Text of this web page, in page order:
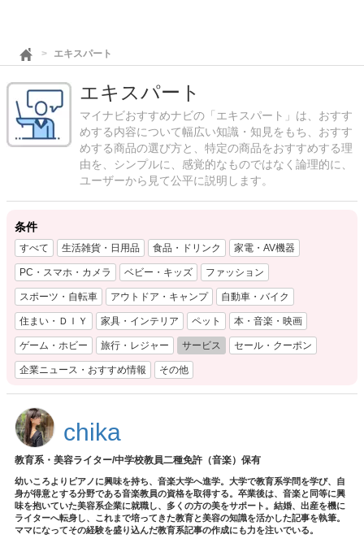
エキスパート
エキスパート
マイナビおすすめナビの「エキスパート」は、おすす
めする内容について幅広い知識・知見をもち、おすす
めする商品の選び方と、特定の商品をおすすめする理
由を、シンプルに、感覚的なものではなく論理的に、
ユーザーから見て公平に説明します。
条件
すべて 生活雑貨・日用品 食品・ドリンク 家電・AV機器
PC・スマホ・カメラ ベビー・キッズ ファッション
スポーツ・自転車 アウトドア・キャンプ 自動車・バイク
住まい・ＤＩＹ 家具・インテリア ペット 本・音楽・映画
ゲーム・ホビー 旅行・レジャー サービス セール・クーポン
企業ニュース・おすすめ情報 その他
chika
教育系・美容ライター/中学校教員二種免許（音楽）保有
幼いころよりピアノに興味を持ち、音楽大学へ進学。大学で教育系学問を学び、自
身が得意とする分野である音楽教員の資格を取得する。卒業後は、音楽と同等に興
味を抱いていた美容系企業に就職し、多くの方の美をサポート。結婚、出産を機に
ライターへ転身し、これまで培ってきた教育と美容の知識を活かした記事を執筆。
ママになってその経験を盛り込んだ教育系記事の作成にも力を注いでいる。